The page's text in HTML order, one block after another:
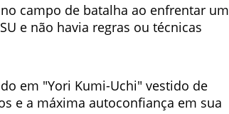
campo de batalha ao enfrentar um
e não havia regras ou técnicas
em "Yori Kumi-Uchi" vestido de
e a máxima autoconfiança em sua